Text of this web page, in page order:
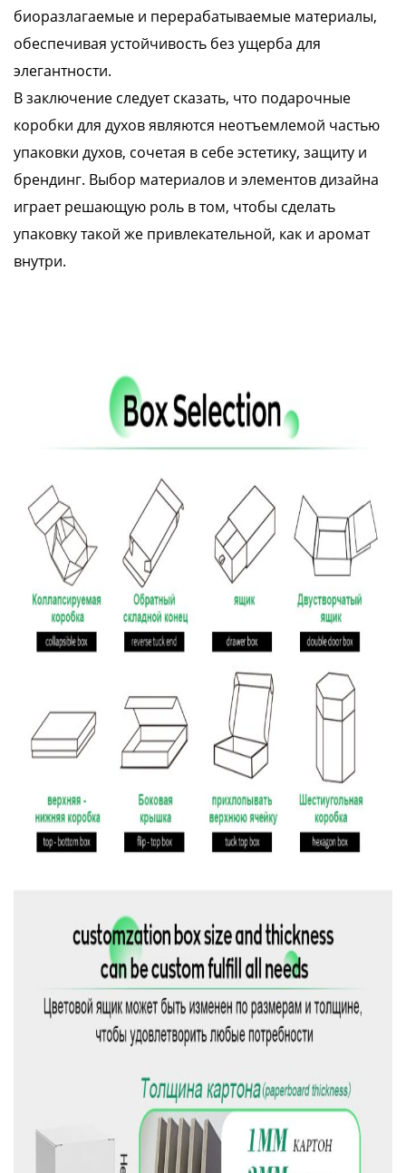
биоразлагаемые и перерабатываемые материалы,
обеспечивая устойчивость без ущерба для
элегантности.
В заключение следует сказать, что подарочные
коробки для духов являются неотъемлемой частью
упаковки духов, сочетая в себе эстетику, защиту и
брендинг. Выбор материалов и элементов дизайна
играет решающую роль в том, чтобы сделать
упаковку такой же привлекательной, как и аромат
внутри.